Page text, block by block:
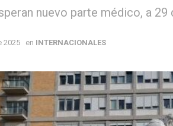
nuevo parte médico, a
2025 en INTERNACIONALES